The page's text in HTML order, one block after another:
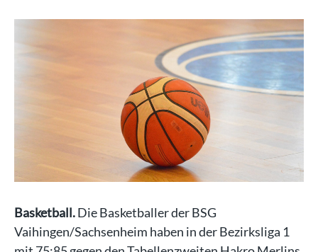
Basketball.Die Basketballer der BSG
Vaihingen/Sachsenheim haben in der Bezirksliga 1